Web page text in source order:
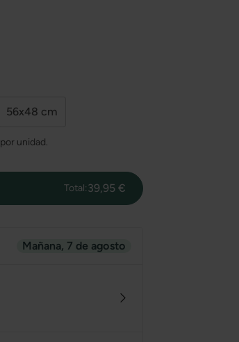
56x48 cm
por unidad.
Total:39,95 €
Mañana, 7 de agosto